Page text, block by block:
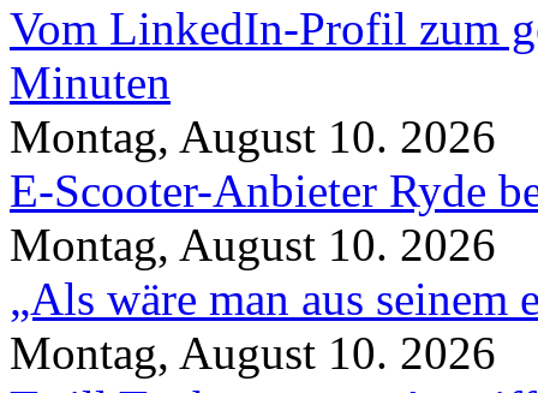
Vom LinkedIn-Profil zum
Minuten
Montag, August 10. 2026
E-Scooter-Anbieter Ryde
Montag, August 10. 2026
„Als wäre man aus seinem
Montag, August 10. 2026